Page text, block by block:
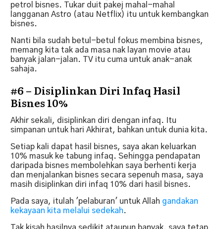
petrol bisnes. Tukar duit pakej mahal-mahal
langganan Astro (atau Netflix) itu untuk kembangkan
bisnes.
Nanti bila sudah betul-betul fokus membina bisnes,
memang kita tak ada masa nak layan movie atau
banyak jalan-jalan. TV itu cuma untuk anak-anak
sahaja.
#6 – Disiplinkan Diri Infaq Hasil
Bisnes 10%
Akhir sekali, disiplinkan diri dengan infaq. Itu
simpanan untuk hari Akhirat, bahkan untuk dunia kita.
Setiap kali dapat hasil bisnes, saya akan keluarkan
10% masuk ke tabung infaq. Sehingga pendapatan
daripada bisnes membolehkan saya berhenti kerja
dan menjalankan bisnes secara sepenuh masa, saya
masih disiplinkan diri infaq 10% dari hasil bisnes.
Pada saya, itulah 'pelaburan' untuk Allah gandakan
kekayaan kita melalui sedekah.
Tak kisah hasilnya sedikit ataupun banyak, saya tetap